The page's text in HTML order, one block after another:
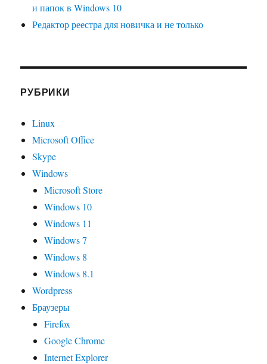
и папок в Windows 10
Редактор реестра для новичка и не только
РУБРИКИ
Linux
Microsoft Office
Skype
Windows
Microsoft Store
Windows 10
Windows 11
Windows 7
Windows 8
Windows 8.1
Wordpress
Браузеры
Firefox
Google Chrome
Internet Explorer